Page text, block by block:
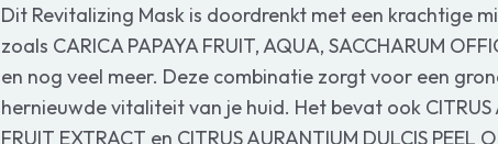
Dit Revitalizing Mask is doordrenkt met een krachtige
zoals CARICA PAPAYA FRUIT, AQUA, SACCHARUM
en nog veel meer. Deze combinatie zorgt voor een
hernieuwde vitaliteit van je huid. Het bevat ook CITRUS
FRUIT EXTRACT en CITRUS AURANTIUM DULCIS PEEL